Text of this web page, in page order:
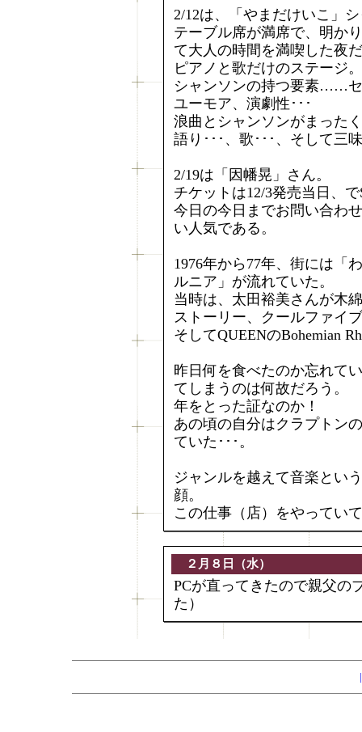
2/12は、「やまだけいこ」
テーブル席が満席で、明か
て大人の時間を満喫した夜
ピアノと歌だけのステージ。
シャンソンの持つ要素……
ユーモア、演劇性･･･
浪曲とシャンソンがまった
語り･･･、歌･･･、そして三
2/19は「因幡晃」さん。
チケットは12/3発売当日、
今日の今日までお問い合わ
い人気である。
1976年から77年、街には「
ルニア」が流れていた。
当時は、太田裕美さんが木
ストーリー、クールファイ
そしてQUEENのBohemian
昨日何を食べたのか忘れて
てしまうのは何故だろう。
年をとった証なのか！
あの頃の自分はクラプトン
ていた･･･。
ジャンルを越えて音楽とい
顔。
この仕事（店）をやってい
２月８日（水）
PCが直ってきたので親父
た）